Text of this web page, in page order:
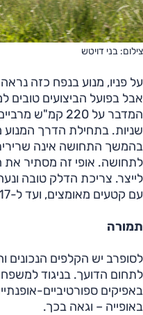
צילום: בני דויטש
על פניו, מנוע בנפח כזה
אבל בפועל הביצועים טובים
שניות. בתחילת הדרך המנוע
בהמשך התחושה אינה
לתחושה. אופי זה מסתיר את
עם קטעים מאומצים, ועד ל-17 ק"מ/ל' בשיוט רגוע.
תמורה
לסופרב יש הקלפים הנכונים
לתחום הדועך. בניגוד
באפיקים ספורטיביים-
באופייה – וגאה בכך.